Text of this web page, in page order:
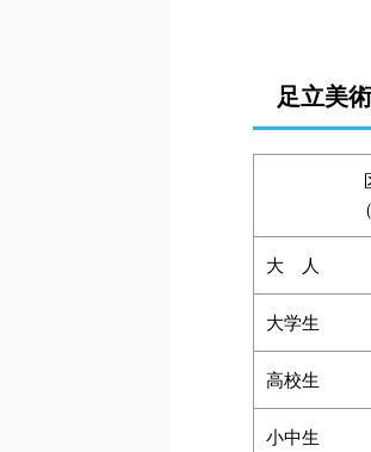
足立美
大 人
大学生
高校生
小中生